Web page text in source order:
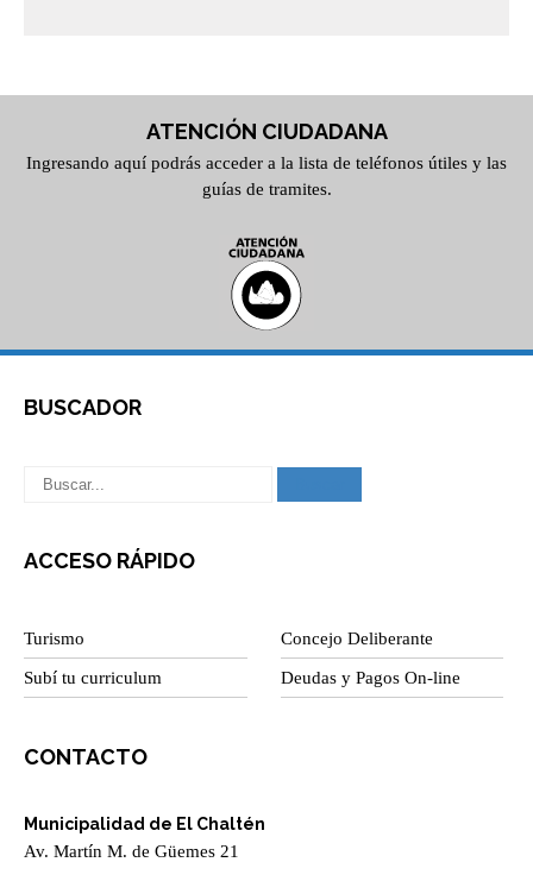
ATENCIÓN CIUDADANA
Ingresando aquí podrás acceder a la lista de teléfonos útiles y las
guías de tramites.
BUSCADOR
ACCESO RÁPIDO
Turismo Concejo Deliberante
Subí tu curriculum Deudas y Pagos On-line
CONTACTO
Municipalidad de El Chaltén
Av. Martín M. de Güemes 21